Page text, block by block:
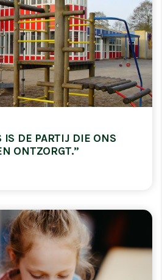
IS DE PARTIJ DIE ONS
ONTZORGT.”